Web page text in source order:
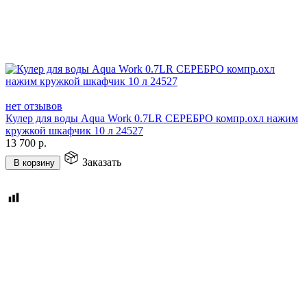
нет отзывов
Кулер для воды Aqua Work 0.7LR СЕРЕБРО компр.охл нажим
кружкой шкафчик 10 л 24527
13 700 р.
В корзину Заказать